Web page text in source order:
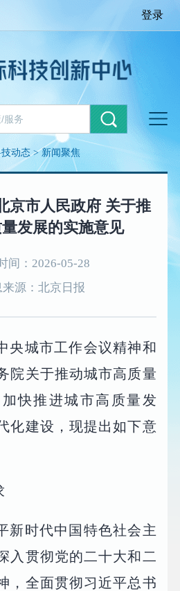
登录
动态>新闻聚焦
京市人民政府 关于推
发展的实施意见
间：2026-05-28
源：北京日报
央城市工作会议精神和
院关于推动城市高质量
快推进城市高质量发
化建设，现提出如下意
新时代中国特色社会主
入贯彻党的二十大和二
，全面贯彻习近平总书